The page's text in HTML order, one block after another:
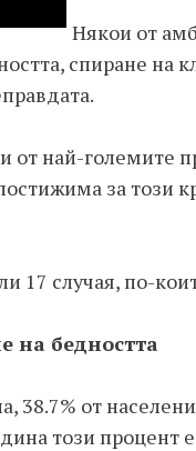
Някои от
спиране на
от най-големите
за този
17 случая, по-
на бедността
38.7% от
този процент